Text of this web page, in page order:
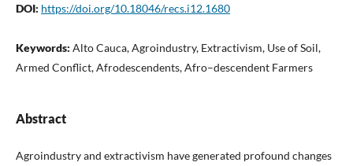
DOI: https://doi.org/10.18046/recs.i12.1680
Keywords: Alto Cauca, Agroindustry, Extractivism, Use of Soil,
Armed Conflict, Afrodescendents, Afro–descendent Farmers
Abstract
Agroindustry and extractivism have generated profound changes